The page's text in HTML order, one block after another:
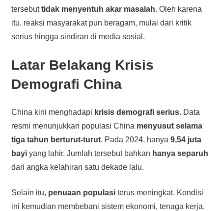
tersebuttidak menyentuh akar masalah. Oleh karena
itu, reaksi masyarakat pun beragam, mulai dari kritik
serius hingga sindiran di media sosial.
Latar Belakang Krisis
Demografi China
China kini menghadapi krisis demografi serius. Data
resmi menunjukkan populasi China menyusut selama
tiga tahun berturut-turut. Pada 2024, hanya 9,54 juta
bayiyang lahir. Jumlah tersebut bahkan hanya separuh
dari angka kelahiran satu dekade lalu.
Selain itu, penuaan populasiterus meningkat. Kondisi
ini kemudian membebani sistem ekonomi, tenaga kerja,